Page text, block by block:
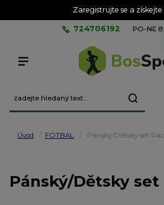
Zaregistrujte se a získejte
724706192 PO-NE
Úvod FOTBAL Pánský/Dětsky set
Pánský/Dětsky set